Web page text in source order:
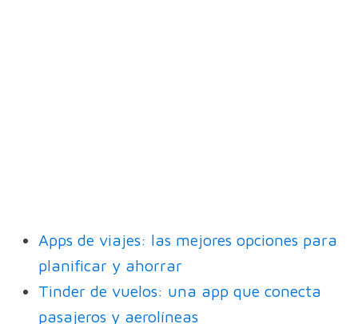
Apps de viajes: las mejores opciones para
planificar y ahorrar
Tinder de vuelos: una app que conecta
pasajeros y aerolíneas